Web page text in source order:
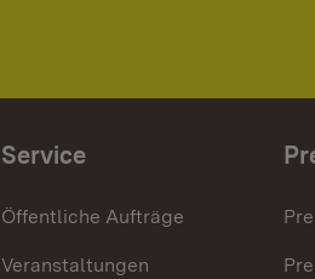
Service
Öffentliche Aufträge
Veranstaltungen